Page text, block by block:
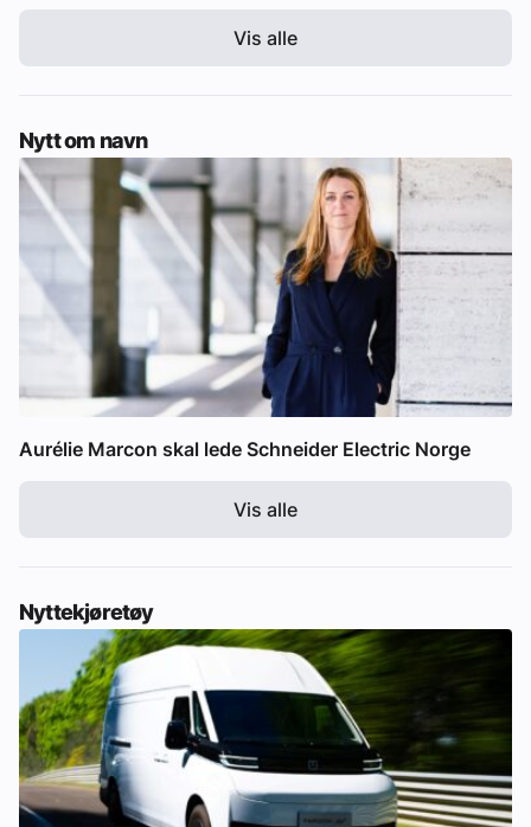
Vis alle
Nytt om navn
Aurélie Marcon skal lede Schneider Electric Norge
Vis alle
Nyttekjøretøy